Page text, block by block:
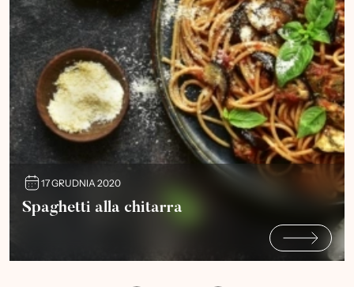
17 GRUDNIA 2020
Spaghetti alla chitarra